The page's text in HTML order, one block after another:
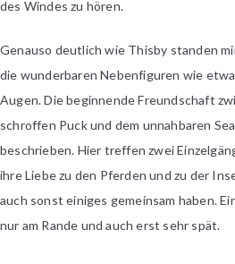
des Windes zu hören.
Genauso deutlich wie Thisby standen
die wunderbaren Nebenfiguren wie
Augen. Die beginnende Freundschaft
schroffen Puck und dem unnahbaren
beschrieben. Hier treffen zwei
ihre Liebe zu den Pferden und zu der
auch sonst einiges gemeinsam haben.
nur am Rande und auch erst sehr spät.